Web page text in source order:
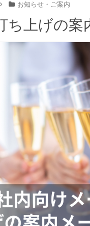
お知らせ・ご案内
ち上げの